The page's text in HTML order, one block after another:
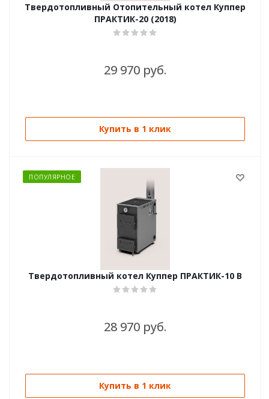
Твердотопливный Отопительный котел Куппер
ПРАКТИК-20 (2018)
29 970 руб.
Купить в 1 клик
ПОПУЛЯРНОЕ
Твердотопливный котел Куппер ПРАКТИК-10 В
28 970 руб.
Купить в 1 клик